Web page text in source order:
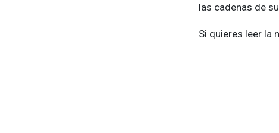
las cadenas de
Si quieres leer la